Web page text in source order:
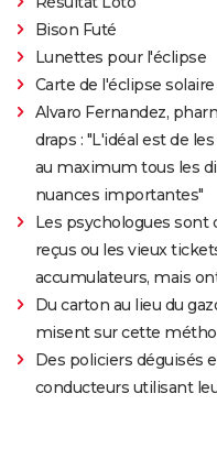
Bison Futé
Lunettes pour l'éclipse
Carte de l'éclipse solaire
Alvaro Fernandez,
draps : "L'idéal est de
au maximum tous les
nuances importantes"
Les psychologues sont
reçus ou les vieux
accumulateurs, mais
Du carton au lieu du
misent sur cette
Des policiers déguisés
conducteurs utilisant